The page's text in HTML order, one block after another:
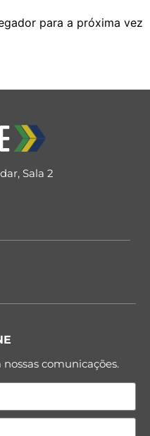
para a próxima vez
Sala 2
comunicações.